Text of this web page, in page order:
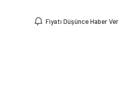
Fiyatı Düşünce Haber Ver